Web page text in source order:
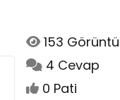
153
4 Cevap
0 Pati